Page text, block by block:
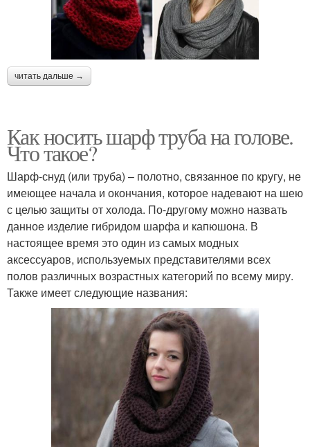
читать дальше →
Как носить шарф труба на голове.
Что такое?
Шарф-снуд (или труба) – полотно, связанное по кругу, не
имеющее начала и окончания, которое надевают на шею
с целью защиты от холода. По-другому можно назвать
данное изделие гибридом шарфа и капюшона. В
настоящее время это один из самых модных
аксессуаров, используемых представителями всех
полов различных возрастных категорий по всему миру.
Также имеет следующие названия: